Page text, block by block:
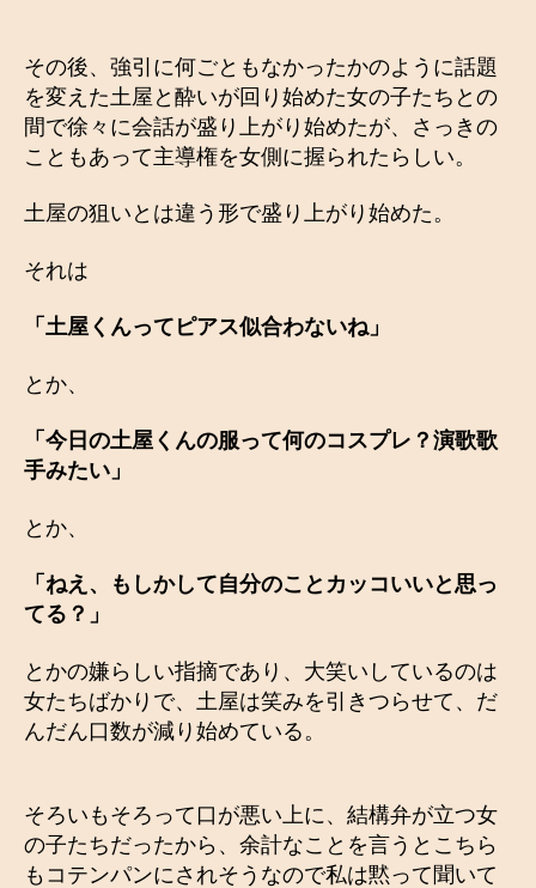
その後、強引に何ごともなかったかのように話題
を変えた土屋と酔いが回り始めた女の子たちとの
間で徐々に会話が盛り上がり始めたが、さっきの
こともあって主導権を女側に握られたらしい。
土屋の狙いとは違う形で盛り上がり始めた。
それは
「土屋くんってピアス似合わないね」
とか、
「今日の土屋くんの服って何のコスプレ？演歌歌
手みたい」
とか、
「ねえ、もしかして自分のことカッコいいと思っ
てる？」
とかの嫌らしい指摘であり、大笑いしているのは
女たちばかりで、土屋は笑みを引きつらせて、だ
んだん口数が減り始めている。
そろいもそろって口が悪い上に、結構弁が立つ女
の子たちだったから、余計なことを言うとこちら
もコテンパンにされそうなので私は黙って聞いて